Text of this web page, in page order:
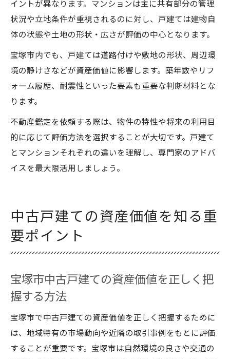
イントが異なります。マンションは主に共有部分の管理
状況や立地条件が重視されるのに対し、戸建ては建物自
体の状態や土地の形状・広さが評価の中心となります。
宝塚市内でも、戸建ては道路付けや敷地の形状、周辺環
境の静けさなどが資産価値に影響します。築年数やリフ
ォーム履歴、耐震性といった要素も重要な判断材料とな
ります。
不動産鑑定を依頼する際は、物件の特性や将来の利用目
的に応じて評価方法を選択することが大切です。戸建て
とマンションそれぞれの違いを理解し、専門家のアドバ
イスを最大限活用しましょう。
中古戸建ての資産価値を知る重
要ポイント
宝塚市中古戸建ての資産価値を正しく把
握する方法
宝塚市で中古戸建ての資産価値を正しく把握するために
は、地域特有の市場動向や近隣の取引事例をもとに評価
することが重要です。宝塚市は自然環境の良さや交通の